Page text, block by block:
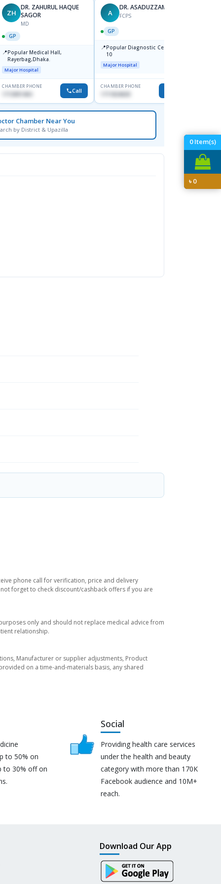
0Item(s)
৳0
ZH
DR. ZAHURUL HAQUE
SAGOR
MD
GP
📍Popular Medical Hall,
Rayerbag,Dhaka.
Major Hospital
CHAMBER PHONE
1713091404 Call
A
DR. ASADUZZAMAN
FCPS
GP
📍Popular Diagnostic Centre,Mir-
10
Major Hospital
CHAMBER PHONE
1711824630
Chamber Near You
by District & Upazilla
phone call for verification, price and delivery
forget to check discount/cashback offers if you are
only and should not replace medical advice from
relationship.
Manufacturer or supplier adjustments, Product
on a time-and-materials basis, any shared
to 50% on
to 30% off on
Social
Providing health care services
under the health and beauty
category with more than 170K
Facebook audience and 10M+
reach.
Download Our App